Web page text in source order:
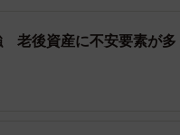
老後資産に不安要素が多